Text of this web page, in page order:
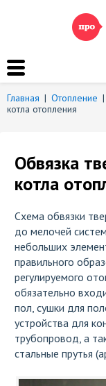
Главная | Отопление |
котла отопления
Обвязка
котла
Схема обвязки
до мелочей
небольших
правильного
регулируемого
обязательно
пол, сушки для
устройства для
трубопровод, а
стальные прутья